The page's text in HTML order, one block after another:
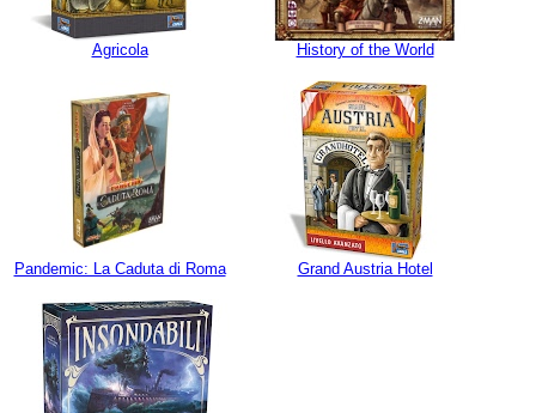
Agricola History of the World
Pandemic: La Caduta di Roma Grand Austria Hotel